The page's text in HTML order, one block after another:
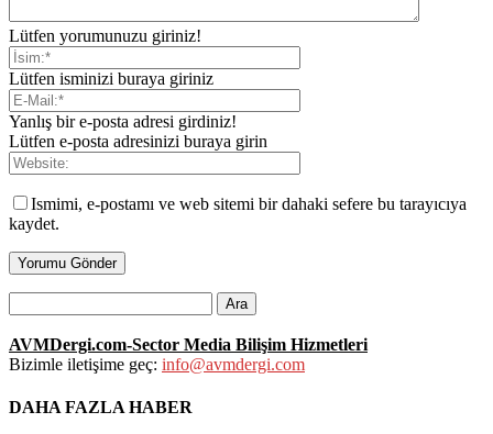
Lütfen yorumunuzu giriniz!
Lütfen isminizi buraya giriniz
Yanlış bir e-posta adresi girdiniz!
Lütfen e-posta adresinizi buraya girin
Ismimi, e-postamı ve web sitemi bir dahaki sefere bu tarayıcıya
kaydet.
AVMDergi.com-Sector Media Bilişim Hizmetleri
Bizimle iletişime geç: info@avmdergi.com
DAHA FAZLA HABER